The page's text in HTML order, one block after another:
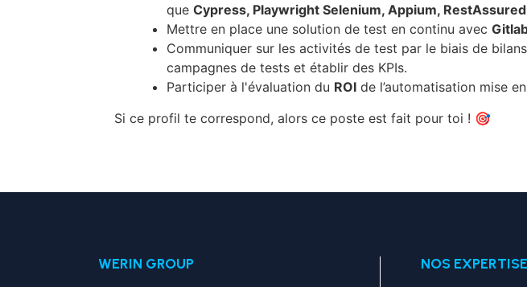
que Cypress, Playwright Selenium, Appium,
Mettre en place une solution de test en continu avec
Communiquer sur les activités de test par le biais de
campagnes de tests et établir des KPIs.
Participer à l'évaluation du ROI de l’automatisation mise
Si ce profil te correspond, alors ce poste est fait pour toi ! 🎯
WERIN GROUP NOS